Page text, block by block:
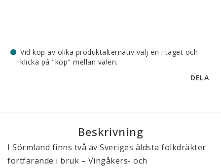
Vid köp av olika produktalternativ välj en i taget och
klicka på "köp" mellan valen.
DELA
Beskrivning
I Sörmland finns två av Sveriges äldsta folkdräkter
fortfarande i bruk – Vingåkers- och